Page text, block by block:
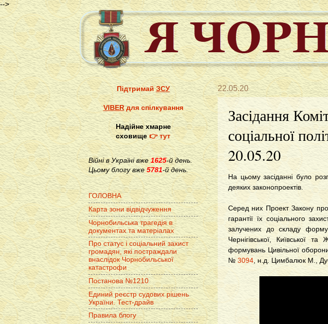
-->
22.05.20
Засідання
соціальної
20.05.20
На цьому засіданні було
деяких законопроектів.
Серед них Проект Закону про
гарантії їх соціального
залучених до складу
Чернігівської, Київської
формувань Цивільної
№ 3094, н.д. Цимбалюк М.,
ПідтримайЗСУ
VIBERдля спілкування
Надійне хмарне
сховище👉 тут
Війні в Україні вже1625-й день.
Цьому блогу вже 5781-й день.
ГОЛОВНА
Карта зони відвідчуження
Чорнобильська трагедія в
документах та матеріалах
Про статус і соціальний захист
громадян, які постраждали
внаслідок Чорнобильської
катастрофи
Постанова №1210
Единий реєстр судових рішень
України. Тест-драйв
Правила блогу